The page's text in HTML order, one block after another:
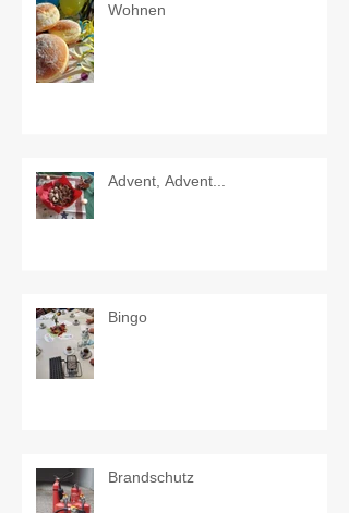
Wohnen
Advent, Advent...
Bingo
Brandschutz